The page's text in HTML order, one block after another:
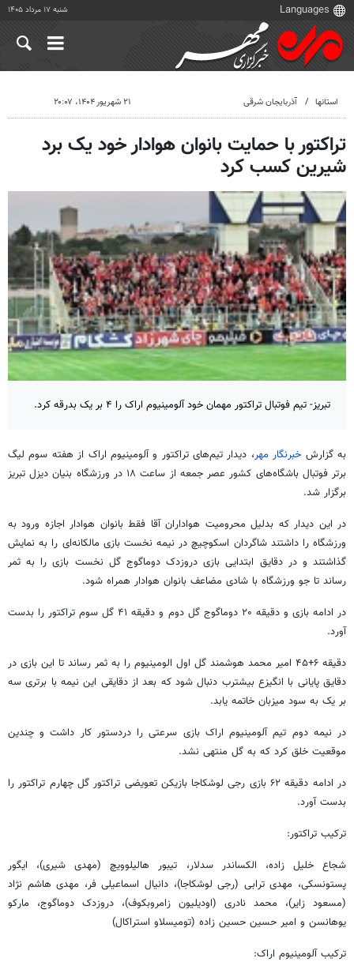
شنبه ۱۷ مرداد ۱۴۰۵
استانها آذربایجان شرقی ۲۱ شهریور ۱۴۰۴، ۲۰:۰۷
تراکتور با حمایت بانوان هوادار خود یک برد
شیرین کسب کرد
تبریز- تیم فوتبال تراکتور مهمان خود آلومینیوم اراک را ۴ بر یک بدرقه کرد.
به گزارش خبرنگار مهر، دیدار تیم‌های تراکتور و آلومینیوم اراک از هفته سوم لیگ
برتر فوتبال باشگاه‌های کشور عصر جمعه از ساعت ۱۸ در ورزشگاه بنیان دیزل تبریز
برگزار شد.
در این دیدار که بدلیل محرومیت هواداران آقا فقط بانوان هوادار اجازه ورود به
ورزشگاه را داشتند شاگردان اسکوچیچ در نیمه نخست بازی مالکانه‌ای را به نمایش
گذاشتند و در دقایق ابتدایی بازی دروزدک دوماگوج گل نخست بازی را به ثمر
رساند تا جو ورزشگاه با شادی مضاعف بانوان هوادار همراه شود.
در ادامه بازی و دقیقه ۲۰ دوماگوج گل دوم و دقیقه ۴۱ گل سوم تراکتور را بدست
آورد.
دقیقه ۶+۴۵ امیر محمد هوشمند گل اول الومینیوم را به ثمر رساند تا این بازی در
دقایق پایانی با انگیزع بیشترب دنبال شود که بعد از دقایقی این نیمه با برتری سه
بر یک به سود میزبان خاتمه یابد.
در نیمه دوم تیم آلومینیوم اراک بازی سرعتی را دردستور کار داشت و چندین
موقعیت خلق کرد که به گل منتهی نشد.
در ادامه دقیقه ۶۲ بازی رجی لوشکاجا بازیکن تعویضی تراکتور گل چهارم تراکتور را
بدست آورد.
ترکیب تراکتور:
شجاع خلیل زاده، الکساندر سدلار، تیبور هالیلوویچ (مهدی شیری)، ایگور
پستونسکی، مهدی ترابی (رجی لوشکاجا)، دانیال اسماعیلی فر، مهدی هاشم نژاد
(مسعود زایر)، محمد نادری (اودیلیون زامروبکوف)، دروزدک دوماگوج، مارکو
یوهانسن و امیر حسین حسین زاده (تومیسلاو استراکال)
ترکیب آلومینیوم اراک: